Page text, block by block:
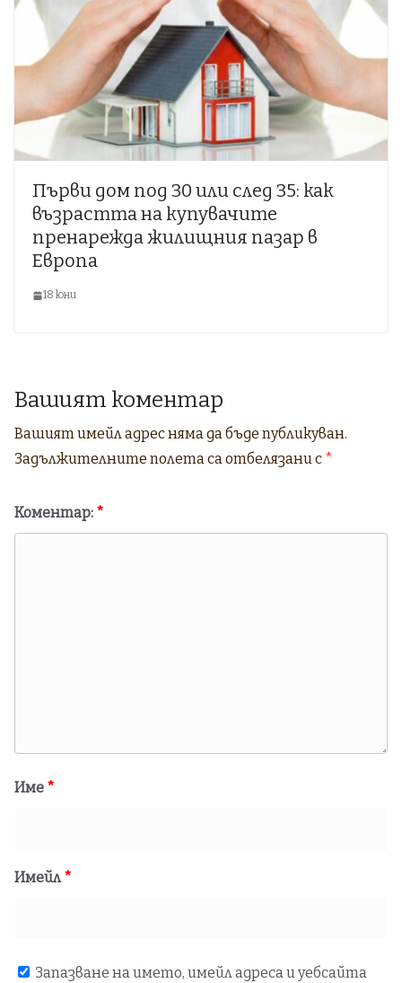
Първи дом под 30 или след 35: как
възрастта на купувачите
пренарежда жилищния пазар в
Европа
18 юни
Вашият коментар
Вашият имейл адрес няма да бъде публикуван.
Задължителните полета са отбелязани с *
Коментар: *
Име *
Имейл*
Запазване на името, имейл адреса и уебсайта